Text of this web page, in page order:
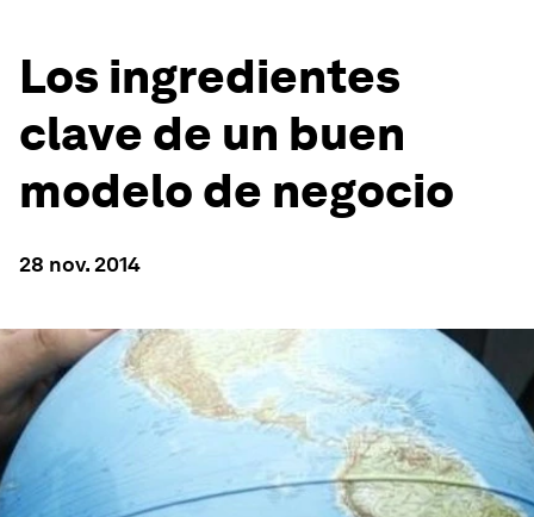
Los ingredientes
clave de un buen
modelo de negocio
28 nov. 2014